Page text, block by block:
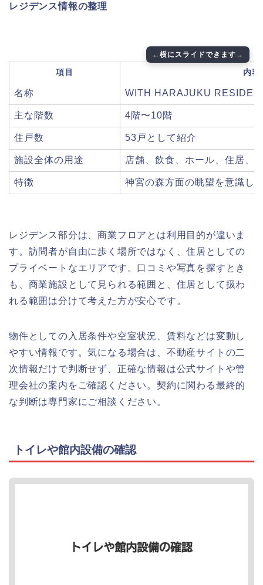
レジデンス情報の整理
項目 内容
名称 WITH HARAJUKU
主な階数 4階〜10階
住戸数 53戸として紹介
施設全体の用途 店舗、飲食、ホール、住居、
特徴 神宮の森方面の眺望を意識し
レジデンス部分は、商業フロアとは利用目的が違いま
す。訪問者が自由に歩く場所ではなく、住居としての
プライベートなエリアです。口コミや写真を探すとき
も、商業施設として見られる範囲と、住居として扱わ
れる範囲は分けて考えた方が安心です。
物件としての入居条件や空室状況、賃料などは変動し
やすい情報です。気になる場合は、不動産サイトの二
次情報だけで判断せず、正確な情報は公式サイトや管
理会社の案内をご確認ください。契約に関わる最終的
な判断は専門家にご相談ください。
トイレや館内設備の確認